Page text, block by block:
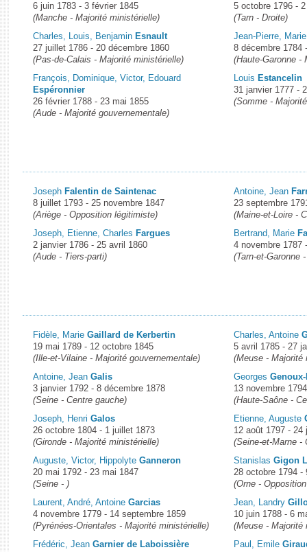
6 juin 1783 - 3 février 1845
(Manche - Majorité ministérielle)
Charles, Louis, Benjamin Esnault
27 juillet 1786 - 20 décembre 1860
(Pas-de-Calais - Majorité ministérielle)
François, Dominique, Victor, Edouard
Espéronnier
26 février 1788 - 23 mai 1855
(Aude - Majorité gouvernementale)
5 octobre 1796 -
(Tarn - Droite)
Jean-Pierre,
8 décembre 1784
(Haute-Garonne -
Louis Estancelin
31 janvier 1777 -
(Somme -
Joseph Falentin de Saintenac
8 juillet 1793 - 25 novembre 1847
(Ariège - Opposition légitimiste)
Joseph, Etienne, Charles Fargues
2 janvier 1786 - 25 avril 1860
(Aude - Tiers-parti)
Antoine, Jean
23 septembre
(Maine-et-Loire -
Bertrand, Marie
4 novembre 1787
(Tarn-et-Garonne
Fidèle, Marie Gaillard de Kerbertin
19 mai 1789 - 12 octobre 1845
(Ille-et-Vilaine - Majorité gouvernementale)
Antoine, Jean Galis
3 janvier 1792 - 8 décembre 1878
(Seine - Centre gauche)
Joseph, Henri Galos
26 octobre 1804 - 1 juillet 1873
(Gironde - Majorité ministérielle)
Auguste, Victor, Hippolyte Ganneron
20 mai 1792 - 23 mai 1847
(Seine - )
Laurent, André, Antoine Garcias
4 novembre 1779 - 14 septembre 1859
(Pyrénées-Orientales - Majorité ministérielle)
Frédéric, Jean Garnier de Laboissière
Charles, Antoine
5 avril 1785 - 27
(Meuse - Majorité
Georges
13 novembre
(Haute-Saône -
Etienne, Auguste
12 août 1797 - 24
(Seine-et-Marne -
StanislasGigon
28 octobre 1794 -
(Orne -
Jean, Landry
10 juin 1788 - 6
(Meuse - Majorité
Paul, Emile